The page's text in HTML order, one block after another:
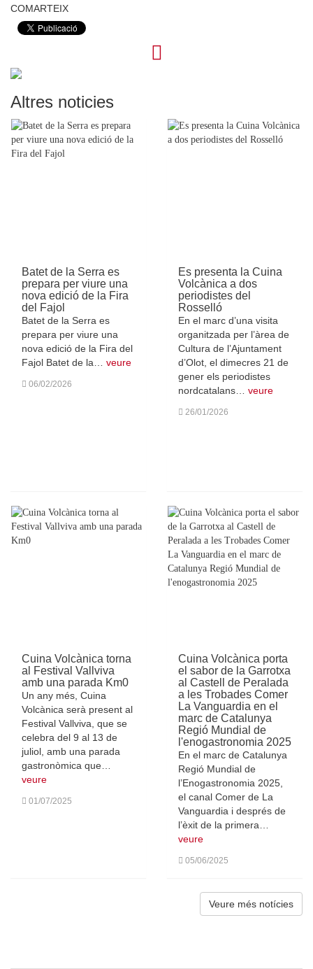
COMARTEIX
Altres noticies
Batet de la Serra es
prepara per viure una
nova edició de la Fira
del Fajol
Batet de la Serra es
prepara per viure una
nova edició de la Fira del
Fajol Batet de la… veure
06/02/2026
Es presenta la Cuina
Volcànica a dos
periodistes del
Rosselló
En el marc d’una visita
organitzada per l’àrea de
Cultura de l’Ajuntament
d’Olot, el dimecres 21 de
gener els periodistes
nordcatalans… veure
26/01/2026
Cuina Volcànica torna
al Festival Vallviva
amb una parada Km0
Un any més, Cuina
Volcànica serà present al
Festival Vallviva, que se
celebra del 9 al 13 de
juliol, amb una parada
gastronòmica que…
veure
01/07/2025
Cuina Volcànica porta
el sabor de la Garrotxa
al Castell de Peralada
a les Trobades Comer
La Vanguardia en el
marc de Catalunya
Regió Mundial de
l'enogastronomia 2025
En el marc de Catalunya
Regió Mundial de
l’Enogastronomia 2025,
el canal Comer de La
Vanguardia i després de
l’èxit de la primera…
veure
05/06/2025
Veure més notícies